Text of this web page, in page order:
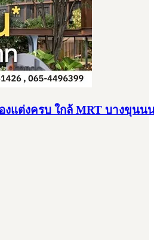
แต่งครบ ใกล้ MRT บางขุนนน